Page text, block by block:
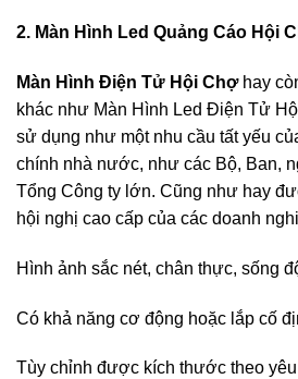
2. Màn Hình Led Quảng Cáo Hội
Màn Hình Điện Tử Hội Chợhay
khác như Màn Hình Led Điện Tử
sử dụng như một nhu cầu tất yếu
chính nhà nước, như các Bộ, Ban,
Tổng Công ty lớn. Cũng như hay
hội nghị cao cấp của các doanh
Hình ảnh sắc nét, chân thực, sống
Có khả năng cơ động hoặc lắp cố
Tùy chỉnh được kích thước theo yêu